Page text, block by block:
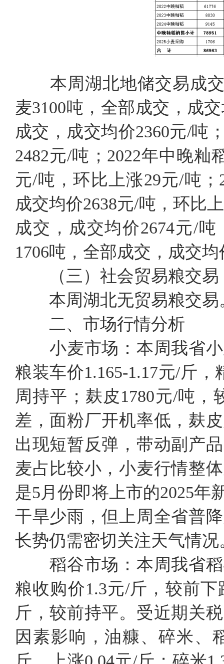
本周湖北地储交易成
麦3100吨，全部成交，成
成交，成交均价2360元/吨
2482元/吨；2022年中晚籼
元/吨，环比上涨29元/吨；
成交均价2638元/吨，环比
成交，成交均价2674元/
1706吨，全部成交，成交
（三）社会贸易粮交易
本周湖北无贸易粮交易
二、市场行情分析
小麦市场： 本周我省
粮装车价1.165-1.17元/斤
周持平；麸皮1780元/吨
差，面粉厂开机率低，麸
出现短暂反弹，带动副产
麦占比较小，小麦行情整
是5月份即将上市的2025年
干旱少雨，但上周全省普
长势仍需密切关注天气情况
稻谷市场： 本周我省
粮收购价1.3元/斤，较前
斤，较前持平。受近期关
因素影响，油糠、碎米、